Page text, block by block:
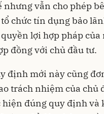
nhưng vẫn cho phép
chức tín dụng bảo
lợi hợp pháp
đồng với chủ đầu tư.
định mới này cũng
trách nhiệm của chủ
đúng quy định và